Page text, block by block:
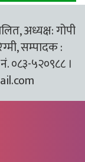
अध्यक्ष: गोपी
सम्पादक :
०८३-५२०९८८ ।